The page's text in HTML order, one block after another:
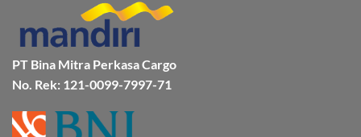
&
Aman
Bersama
Bmp
Cargo
PT Bina Mitra Perkasa Cargo
No. Rek: 121-0099-7997-71